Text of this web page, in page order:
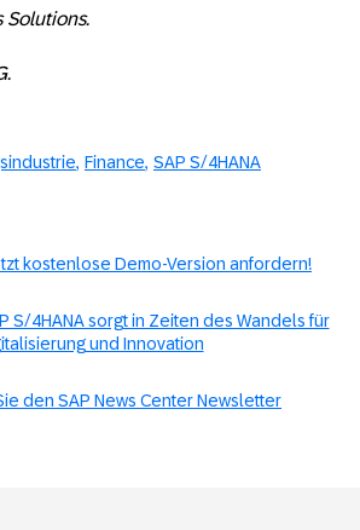
Solutions.
Finance SAP S/4HANA
kostenlose Demo-Version anfordern!
S/4HANA sorgt in Zeiten des Wandels für
und Innovation
den SAP News Center Newsletter